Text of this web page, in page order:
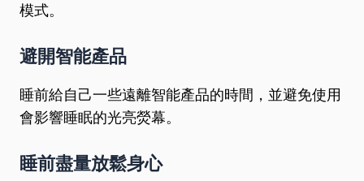
模式。
避開智能產品
睡前給自己一些遠離智能產品的時間，並避免使用
會影響睡眠的光亮熒幕。
睡前盡量放鬆身心